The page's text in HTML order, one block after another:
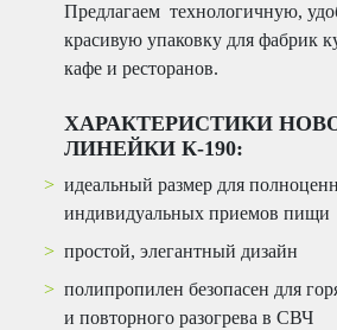
Предлагаем технологичную,
красивую упаковку для фабрик
кафе и ресторанов.
ХАРАКТЕРИСТИКИ
ЛИНЕЙКИ К-190:
идеальный размер для
индивидуальных приемов пищи
простой, элегантный дизайн
полипропилен безопасен для
и повторного разогрева в СВЧ